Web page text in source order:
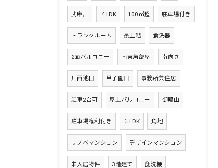
武庫川 ４LDK 100㎡超 駐車場付き
トランクルーム 最上階 食洗器
2面バルコニー 南東角部屋 南向き
川西池田 甲子園口 事務所兼住居
駐車2台可 屋上バルコニー 御殿山
駐車場権利付き ３LDK 角地
リノベマンション デザインマンション
未入居物件 3階建て 食洗機